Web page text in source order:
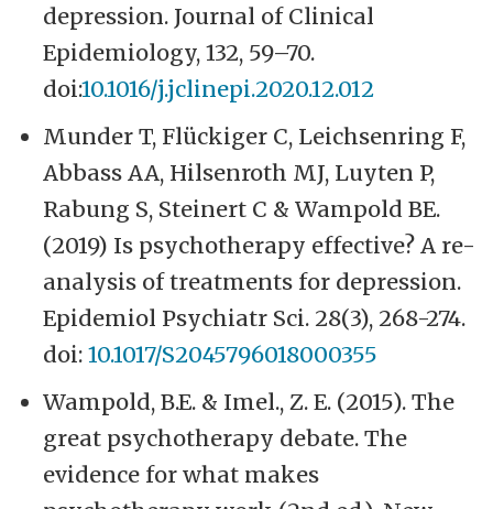
depression. Journal of Clinical
Epidemiology, 132, 59–70.
doi:10.1016/j.jclinepi.2020.12.012
Munder T, Flückiger C, Leichsenring F,
Abbass AA, Hilsenroth MJ, Luyten P,
Rabung S, Steinert C & Wampold BE.
(2019) Is psychotherapy effective? A re-
analysis of treatments for depression.
Epidemiol Psychiatr Sci. 28(3), 268-274.
doi:10.1017/S2045796018000355
Wampold, B.E. & Imel., Z. E. (2015). The
great psychotherapy debate. The
evidence for what makes